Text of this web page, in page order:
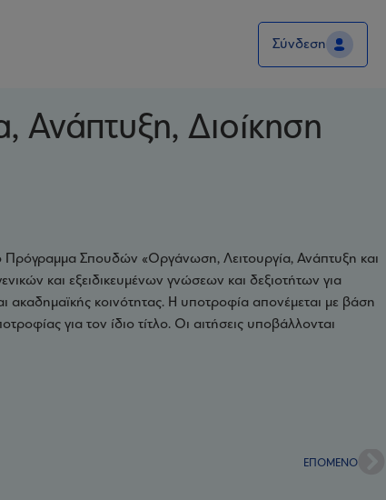
Σύνδεση
Ανάπτυξη, Διοίκηση
Πρόγραμμα Σπουδών «Οργάνωση, Λειτουργία, Ανάπτυξη και
και εξειδικευμένων γνώσεων και δεξιοτήτων για
ακαδημαϊκής κοινότητας. Η υποτροφία απονέμεται με βάση
για τον ίδιο τίτλο. Οι αιτήσεις υποβάλλονται
ΕΠΌΜΕΝΟ